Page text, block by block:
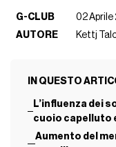
G-CLUB
02 Aprile
AUTORE
Kettj
IN QUESTO
L’influenza dei
cuoio capelluto
Aumento del